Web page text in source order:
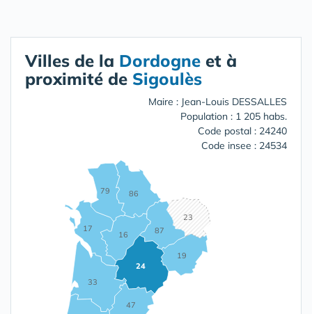
Villes de la Dordogne et à
proximité de Sigoulès
Maire : Jean-Louis DESSALLES
Population : 1 205 habs.
Code postal : 24240
Code insee : 24534
16
17
19
23
24
33
47
79 86
87